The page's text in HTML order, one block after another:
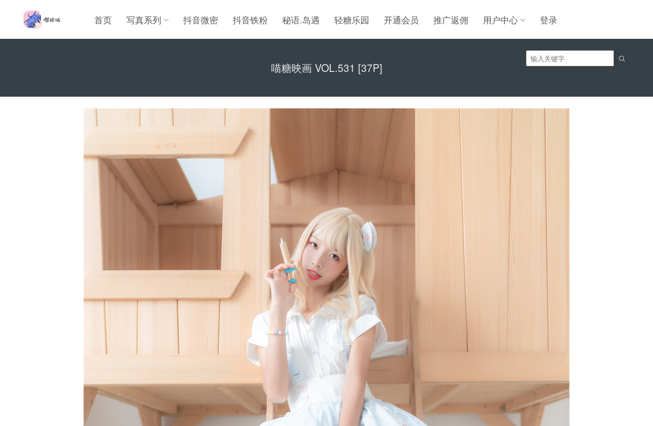
首页 写真系列 抖音微密 抖音铁粉 秘语.岛遇 轻糖乐园 开通会员 推广返佣 用户中心 登录

喵糖映画 VOL.531 [37P]